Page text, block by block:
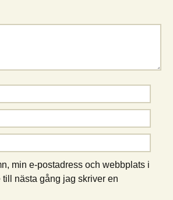
min e-postadress och webbplats i
nästa gång jag skriver en